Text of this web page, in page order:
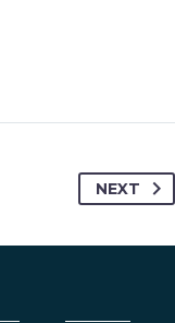
NEXT